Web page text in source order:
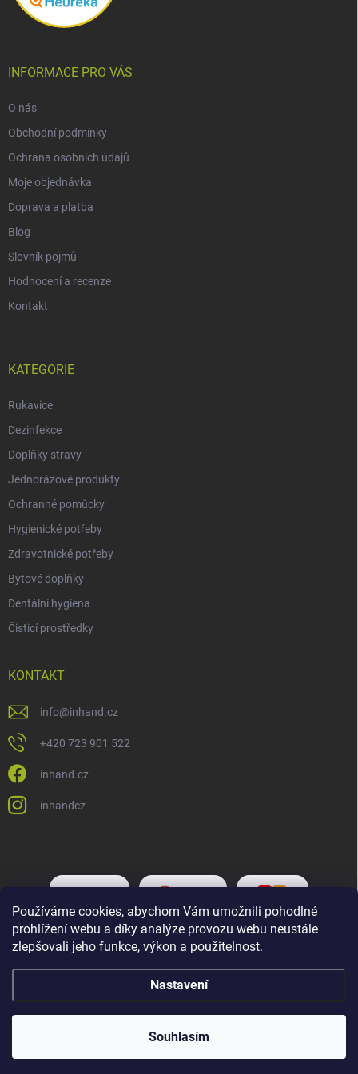
Používáme cookies, abychom Vám umožnili pohodlné
prohlížení webu a díky analýze provozu webu neustále
zlepšovali jeho funkce, výkon a použitelnost.
Nastavení
Souhlasím
INFORMACE PRO VÁS
O nás
Obchodní podmínky
Ochrana osobních údajů
Moje objednávka
Doprava a platba
Blog
Slovník pojmů
Hodnocení a recenze
Kontakt
KATEGORIE
Rukavice
Dezinfekce
Doplňky stravy
Jednorázové produkty
Ochranné pomůcky
Hygienické potřeby
Zdravotnické potřeby
Bytové doplňky
Dentální hygiena
Čisticí prostředky
KONTAKT
info@inhand.cz
+420 723 901 522
inhand.cz
inhandcz
Copyright 2026Inhand.cz. Všechna práva vyhrazena.Upravit nastavení
cookies